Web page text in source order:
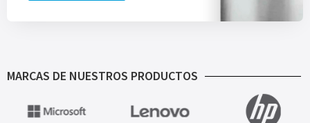
MARCAS DE NUESTROS PRODUCTOS